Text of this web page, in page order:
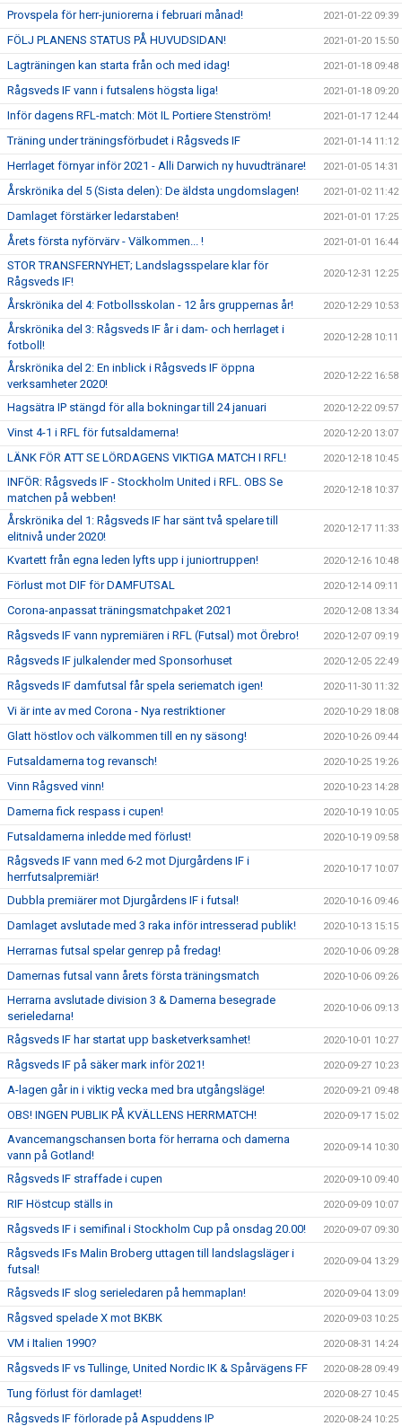
Provspela för herr-juniorerna i februari månad! 2021-01-22 09:39
FÖLJ PLANENS STATUS PÅ HUVUDSIDAN! 2021-01-20 15:50
Lagträningen kan starta från och med idag! 2021-01-18 09:48
Rågsveds IF vann i futsalens högsta liga! 2021-01-18 09:20
Inför dagens RFL-match: Möt IL Portiere Stenström! 2021-01-17 12:44
Träning under träningsförbudet i Rågsveds IF 2021-01-14 11:12
Herrlaget förnyar inför 2021 - Alli Darwich ny huvudtränare! 2021-01-05 14:31
Årskrönika del 5 (Sista delen): De äldsta ungdomslagen! 2021-01-02 11:42
Damlaget förstärker ledarstaben! 2021-01-01 17:25
Årets första nyförvärv - Välkommen... ! 2021-01-01 16:44
STOR TRANSFERNYHET; Landslagsspelare klar för
Rågsveds IF!
2020-12-31 12:25
Årskrönika del 4: Fotbollsskolan - 12 års gruppernas år! 2020-12-29 10:53
Årskrönika del 3: Rågsveds IF år i dam- och herrlaget i
fotboll!
2020-12-28 10:11
Årskrönika del 2: En inblick i Rågsveds IF öppna
verksamheter 2020!
2020-12-22 16:58
Hagsätra IP stängd för alla bokningar till 24 januari 2020-12-22 09:57
Vinst 4-1 i RFL för futsaldamerna! 2020-12-20 13:07
LÄNK FÖR ATT SE LÖRDAGENS VIKTIGA MATCH I RFL! 2020-12-18 10:45
INFÖR: Rågsveds IF - Stockholm United i RFL. OBS Se
matchen på webben!
2020-12-18 10:37
Årskrönika del 1: Rågsveds IF har sänt två spelare till
elitnivå under 2020!
2020-12-17 11:33
Kvartett från egna leden lyfts upp i juniortruppen! 2020-12-16 10:48
Förlust mot DIF för DAMFUTSAL 2020-12-14 09:11
Corona-anpassat träningsmatchpaket 2021 2020-12-08 13:34
Rågsveds IF vann nypremiären i RFL (Futsal) mot Örebro! 2020-12-07 09:19
Rågsveds IF julkalender med Sponsorhuset 2020-12-05 22:49
Rågsveds IF damfutsal får spela seriematch igen! 2020-11-30 11:32
Vi är inte av med Corona - Nya restriktioner 2020-10-29 18:08
Glatt höstlov och välkommen till en ny säsong! 2020-10-26 09:44
Futsaldamerna tog revansch! 2020-10-25 19:26
Vinn Rågsved vinn! 2020-10-23 14:28
Damerna fick respass i cupen! 2020-10-19 10:05
Futsaldamerna inledde med förlust! 2020-10-19 09:58
Rågsveds IF vann med 6-2 mot Djurgårdens IF i
herrfutsalpremiär!
2020-10-17 10:07
Dubbla premiärer mot Djurgårdens IF i futsal! 2020-10-16 09:46
Damlaget avslutade med 3 raka inför intresserad publik! 2020-10-13 15:15
Herrarnas futsal spelar genrep på fredag! 2020-10-06 09:28
Damernas futsal vann årets första träningsmatch 2020-10-06 09:26
Herrarna avslutade division 3 & Damerna besegrade
serieledarna!
2020-10-06 09:13
Rågsveds IF har startat upp basketverksamhet! 2020-10-01 10:27
Rågsveds IF på säker mark inför 2021! 2020-09-27 10:23
A-lagen går in i viktig vecka med bra utgångsläge! 2020-09-21 09:48
OBS! INGEN PUBLIK PÅ KVÄLLENS HERRMATCH! 2020-09-17 15:02
Avancemangschansen borta för herrarna och damerna
vann på Gotland!
2020-09-14 10:30
Rågsveds IF straffade i cupen 2020-09-10 09:40
RIF Höstcup ställs in 2020-09-09 10:07
Rågsveds IF i semifinal i Stockholm Cup på onsdag 20.00! 2020-09-07 09:30
Rågsveds IFs Malin Broberg uttagen till landslagsläger i
futsal!
2020-09-04 13:29
Rågsveds IF slog serieledaren på hemmaplan! 2020-09-04 13:09
Rågsved spelade X mot BKBK 2020-09-03 10:25
VM i Italien 1990? 2020-08-31 14:24
Rågsveds IF vs Tullinge, United Nordic IK & Spårvägens FF 2020-08-28 09:49
Tung förlust för damlaget! 2020-08-27 10:45
Rågsveds IF förlorade på Aspuddens IP 2020-08-24 10:25